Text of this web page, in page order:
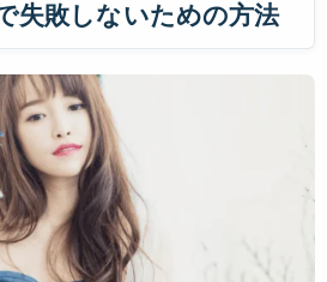
失敗しないための方法